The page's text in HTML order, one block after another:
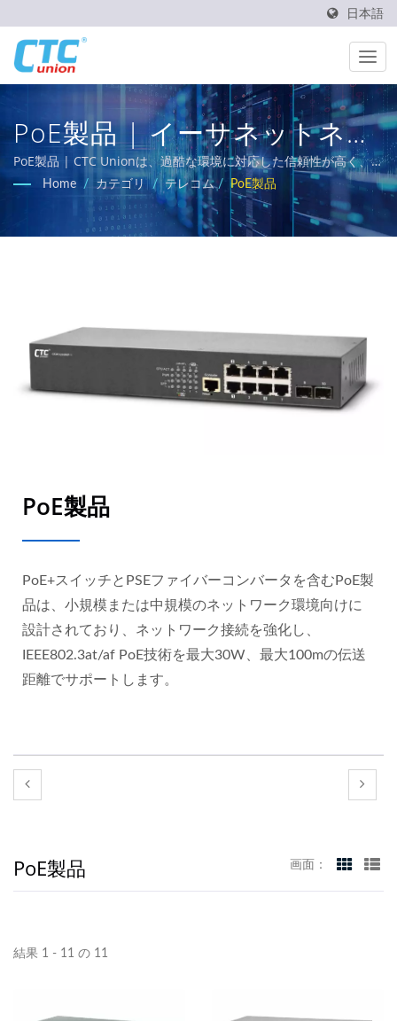
日本語
PoE製品 | イーサネットネッ
トワーク製品メーカー - CTC
PoE製品 | CTC Unionは、過酷な環境に対応した信頼性が高く、温
度耐性があり、頑丈な産業用ネットワーキングソリューションの
提供に取り組んでいます。私たちの包括的な製品ポートフォリオ
には、L3/L2マネージドスイッチ、PoEソリューション、および鉄
Home / カテゴリ / テレコム / PoE製品
PoE製品
PoE+スイッチとPSEファイバーコンバータを含むPoE製
品は、小規模または中規模のネットワーク環境向けに
設計されており、ネットワーク接続を強化し、
IEEE802.3at/af PoE技術を最大30W、最大100mの伝送
距離でサポートします。
PoE製品 画面：
結果 1 - 11 の 11